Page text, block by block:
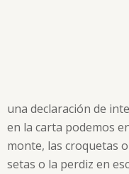
una declaración de
en la carta podemos
monte, las croquetas
setas o la perdiz en